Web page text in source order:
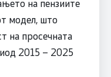
на пензиите
модел, што
на просечната
2015 – 2025